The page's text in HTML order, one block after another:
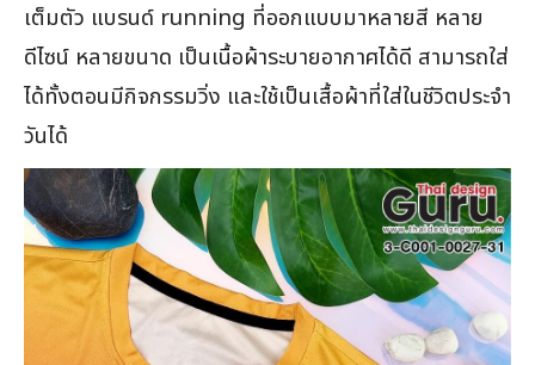
เต็มตัว แบรนด์ running ที่ออกแบบมาหลายสี หลาย
ดีไซน์ หลายขนาด เป็นเนื้อผ้าระบายอากาศได้ดี สามารถใส่
ได้ทั้งตอนมีกิจกรรมวิ่ง และใช้เป็นเสื้อผ้าที่ใส่ในชีวิตประจำ
วันได้